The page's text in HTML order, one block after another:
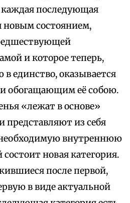
последующая
новым состоянием,
и которое теперь,
в единство, оказывается
обогащающим её собою.
«лежат в основе»
представляют из себя
внутреннюю
новая категория.
после первой,
в виде актуальной